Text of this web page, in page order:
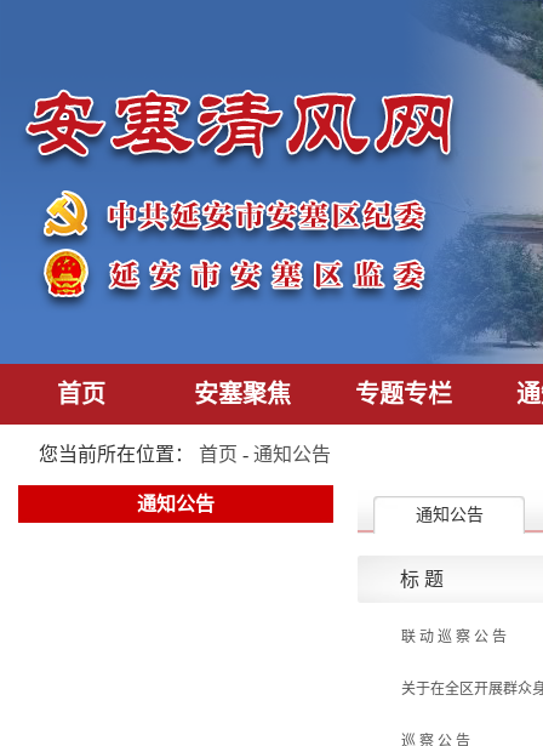
首页 安塞聚焦 专题专栏
您当前所在位置： 首页 - 通知公告
通知公告
通知公告
标 题
联 动 巡 察 公 告
关于在全区开展群众
巡 察 公 告